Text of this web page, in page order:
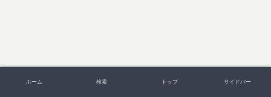
ホーム 検索 トップ サイドバー